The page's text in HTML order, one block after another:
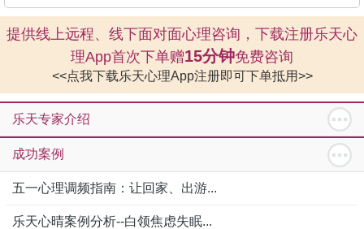
提供线上远程、线下面对面心理咨询，下载注册乐天心
理App首次下单赠15分钟免费咨询
<<点我下载乐天心理App注册即可下单抵用>>
乐天专家介绍
成功案例
五一心理调频指南：让回家、出游...
乐天心晴案例分析--白领焦虑失眠...